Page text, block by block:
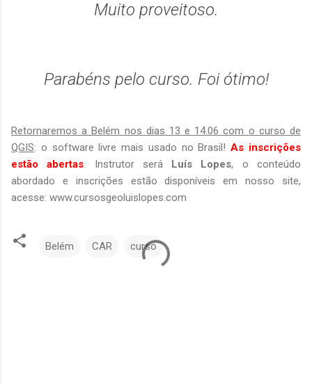
Muito proveitoso.
Parabéns pelo curso. Foi ótimo!
Retornaremos a Belém nos dias 13 e 14.06 com o curso de
QGIS: o software livre mais usado no Brasil!As inscrições
estão abertas . Instrutor será Luís Lopes, o conteúdo
abordado e inscrições estão disponíveis em nosso site,
acesse: www.cursosgeoluislopes.com
Belém CAR curso